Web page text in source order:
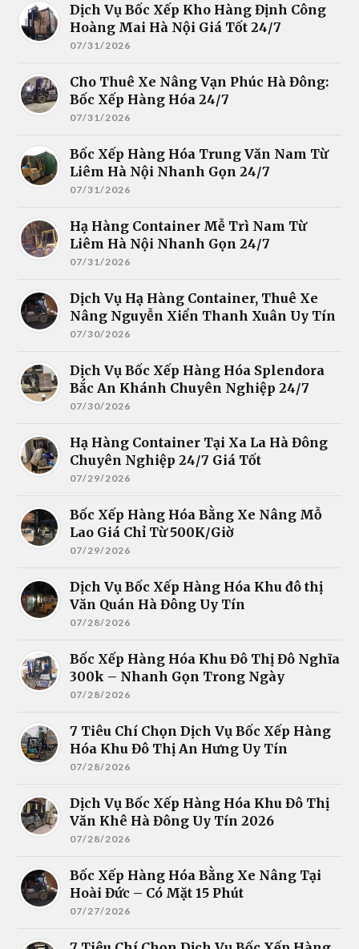
Dịch Vụ Bốc Xếp Kho Hàng Định Công
Hoàng Mai Hà Nội Giá Tốt 24/7
07/31/2026
Cho Thuê Xe Nâng Vạn Phúc Hà Đông:
Bốc Xếp Hàng Hóa 24/7
07/31/2026
Bốc Xếp Hàng Hóa Trung Văn Nam Từ
Liêm Hà Nội Nhanh Gọn 24/7
07/31/2026
Hạ Hàng Container Mễ Trì Nam Từ
Liêm Hà Nội Nhanh Gọn 24/7
07/31/2026
Dịch Vụ Hạ Hàng Container, Thuê Xe
Nâng Nguyễn Xiển Thanh Xuân Uy Tín
07/30/2026
Dịch Vụ Bốc Xếp Hàng Hóa Splendora
Bắc An Khánh Chuyên Nghiệp 24/7
07/30/2026
Hạ Hàng Container Tại Xa La Hà Đông
Chuyên Nghiệp 24/7 Giá Tốt
07/29/2026
Bốc Xếp Hàng Hóa Bằng Xe Nâng Mỗ
Lao Giá Chỉ Từ 500K/Giờ
07/29/2026
Dịch Vụ Bốc Xếp Hàng Hóa Khu đô thị
Văn Quán Hà Đông Uy Tín
07/28/2026
Bốc Xếp Hàng Hóa Khu Đô Thị Đô Nghĩa
300k – Nhanh Gọn Trong Ngày
07/28/2026
7 Tiêu Chí Chọn Dịch Vụ Bốc Xếp Hàng
Hóa Khu Đô Thị An Hưng Uy Tín
07/28/2026
Dịch Vụ Bốc Xếp Hàng Hóa Khu Đô Thị
Văn Khê Hà Đông Uy Tín 2026
07/28/2026
Bốc Xếp Hàng Hóa Bằng Xe Nâng Tại
Hoài Đức – Có Mặt 15 Phút
07/27/2026